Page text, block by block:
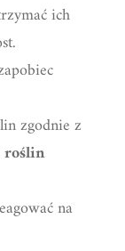
ich
zgodnie z
roślin
na